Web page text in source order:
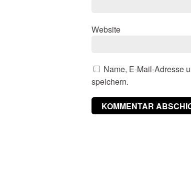
Website
Name, E-Mail-Adresse
speichern.